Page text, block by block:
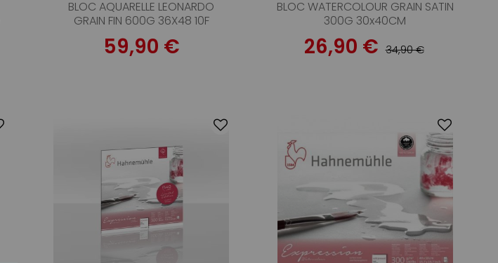
BLOC AQUARELLE LEONARDO
GRAIN FIN 600G 36X48 10F
59,90 €
BLOC WATERCOLOUR GRAIN SATIN
300G 30x40CM
26,90 € 34,90 €